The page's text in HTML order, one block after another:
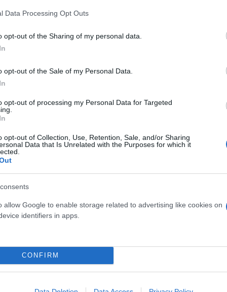
Data Processing Opt Outs
opt-out of the Sharing of my personal data.
opt-out of the Sale of my Personal Data.
opt-out of processing my Personal Data for Targeted
opt-out of Collection, Use, Retention, Sale, and/or Sharing
Data that Is Unrelated with the Purposes for which it
allow Google to enable storage related to advertising like cookies on
identifiers in apps.
CONFIRM
πρέπει να αναμένουμε σεισμό πάνω από 6
Ο Άκης Τσελέντης εξηγεί γιατί έγινε
για τις Πειραματικές Σχολές Μαθητείας
- 30 σεισμοί μόνο το τελευταίο 24ωρο